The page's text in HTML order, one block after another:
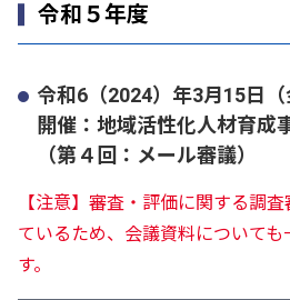
令和５年度
令和6（2024）年3月15日（
開催：地域活性化人材育成
（第４回：メール審議）
【注意】審査・評価に関する調
ているため、会議資料について
す。